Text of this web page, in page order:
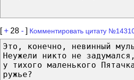
[+ 28 - ] Комментировать цитату
Это, конечно, невинный
Неужели никто не
у тихого маленького
ружье?